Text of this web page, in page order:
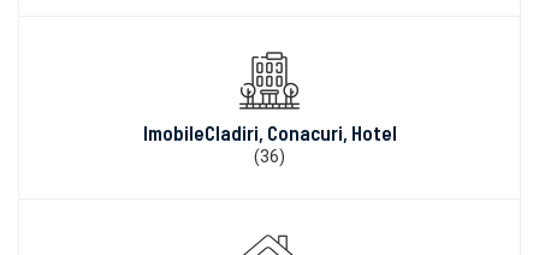
ImobileCladiri, Conacuri, Hotel
(36)